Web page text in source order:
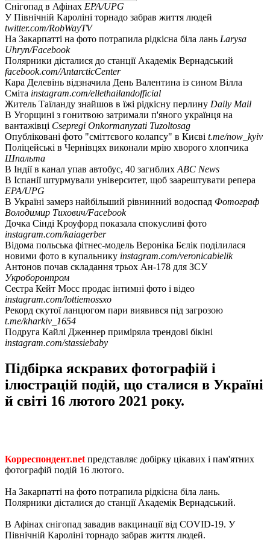
Снігопад в Афінах EPA/UPG
У Північній Кароліні торнадо забрав життя людей
twitter.com/RobWayTV
На Закарпатті на фото потрапила рідкісна біла лань Larysa
Uhryn/Facebook
Полярники дісталися до станції Академік Вернадський
facebook.com/AntarcticCenter
Кара Делевінь відзначила День Валентина із сином Вілла
Сміта instagram.com/ellethailandofficial
Житель Таїланду знайшов в їжі рідкісну перлину Daily Mail
В Угорщині з гонитвою затримали п'яного українця на
вантажівці Csepregi Onkormanyzati Tuzoltosag
Опубліковані фото "сміттєвого колапсу" в Києві t.me/now_kyiv
Поліцейські в Чернівцях виконали мрію хворого хлопчика
Шпальта
В Індії в канал упав автобус, 40 загиблих ABC News
В Іспанії штурмували університет, щоб заарештувати репера
EPA/UPG
В Україні замерз найбільший рівнинний водоспад Фотограф
Володимир Тихович/Facebook
Дочка Сінді Кроуфорд показала спокусливі фото
instagram.com/kaiagerber
Відома польська фітнес-модель Вероніка Бєлік поділилася
новими фото в купальнику instagram.com/veronicabielik
Антонов почав складання трьох Ан-178 для ЗСУ
Укроборонпром
Сестра Кейт Мосс продає інтимні фото і відео
instagram.com/lottiemossxo
Рекорд скутої ланцюгом пари виявився під загрозою
t.me/kharkiv_1654
Подруга Кайлі Дженнер приміряла трендові бікіні
instagram.com/stassiebaby
Підбірка яскравих фотографій і
ілюстрацій подій, що сталися в Україні
й світі 16 лютого 2021 року.
Корреспондент.net представляє добірку цікавих і пам'ятних
фотографій подій 16 лютого.
На Закарпатті на фото потрапила рідкісна біла лань.
Полярники дісталися до станції Академік Вернадський.
В Афінах снігопад завадив вакцинації від COVID-19. У
Північній Кароліні торнадо забрав життя людей.